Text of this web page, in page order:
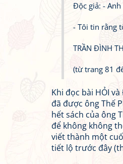
Độc giả: -
- Tôi tin rằng
TRẦN ĐÌNH
(từ trang 81
Khi đọc bài HỎI
đã được ông Thế
hết sách của ông
để không không
viết thành một
tiết lộ trước đây